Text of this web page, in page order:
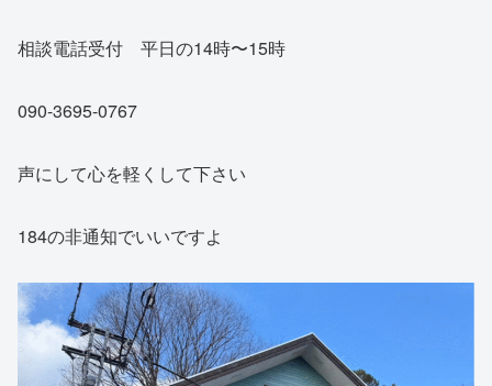
相談電話受付 平日の14時〜15時
090-3695-0767
声にして心を軽くして下さい
184の非通知でいいですよ